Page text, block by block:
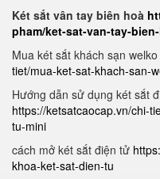
Két sắt vân tay biên hoà
pham/ket-sat-van-tay-
Mua két sắt khách sạn
tiet/mua-ket-sat-khach-san-
Hướng dẫn sử dụng két sắt
https://ketsatcaocap.vn/chi-
tu-mini
cách mở két sắt điện tử
khoa-ket-sat-dien-tu